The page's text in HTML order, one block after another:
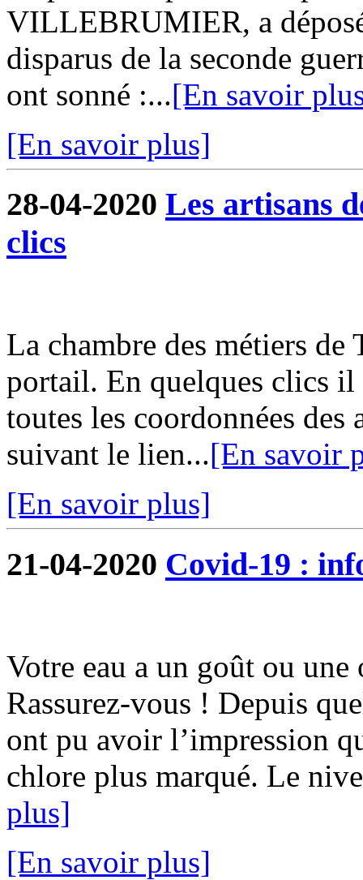
VILLEBRUMIER, a
disparus de la seconde
ont sonné :...[En savoir
[En savoir plus]
28-04-2020 Les artisans
clics
La chambre des métiers de
portail. En quelques clics il
toutes les coordonnées des
suivant le lien...[En savoir
[En savoir plus]
21-04-2020 Covid-19 :
Votre eau a un goût ou
Rassurez-vous ! Depuis
ont pu avoir l’impression
chlore plus marqué. Le
plus]
[En savoir plus]